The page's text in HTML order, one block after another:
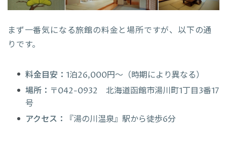
まず一番気になる旅館の料金と場所ですが、以下の通
りです。
料金目安： 1泊26,000円〜（時期により異なる）
場所： 〒042-0932 北海道函館市湯川町1丁目3番17
号
アクセス：
『湯の川温泉』駅から徒歩6分